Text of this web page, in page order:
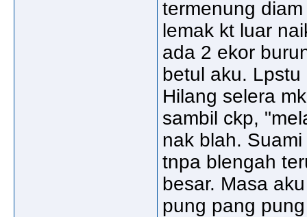
termenung
lemak kt luar
ada 2 ekor
betul aku.
Hilang selera
sambil ckp,
nak blah.
tnpa blengah
besar. Masa
pung pang